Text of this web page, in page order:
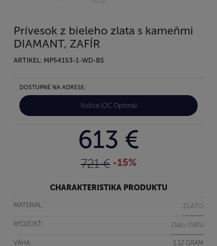
Prívesok z bieleho zlata s kameňmi
DIAMANT, ZAFÍR
ARTIKEL: MP54153-1-WD-BS
DOSTUPNÉ NA ADRESE:
Košice (OC Optima)
613 €
721 € -15%
CHARAKTERISTIKA PRODUKTU
MATERIÁL: ZLATO
RÝDZOSŤ: Zlato (585)
VÁHA: 1.12 GRAM